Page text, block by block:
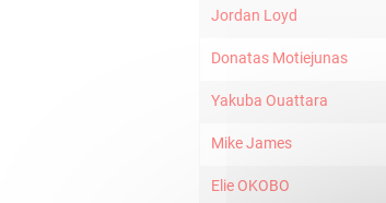
Jordan Loyd
Donatas Motiejunas
Yakuba Ouattara
Mike James
Elie OKOBO